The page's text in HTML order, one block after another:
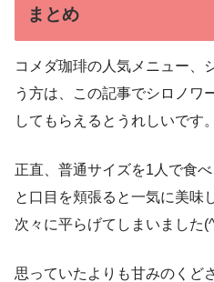
まとめ
コメダ珈琲の人気メニュー、
う方は、この記事でシロノワ
してもらえるとうれしいです。
正直、普通サイズを1人で食
と口目を頬張ると一気に美味
次々に平らげてしまいました
思っていたよりも甘みのくど